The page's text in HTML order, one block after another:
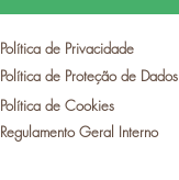
Política de Privacidade
Política de Proteção de Dados
Política de Cookies
Regulamento Geral Interno